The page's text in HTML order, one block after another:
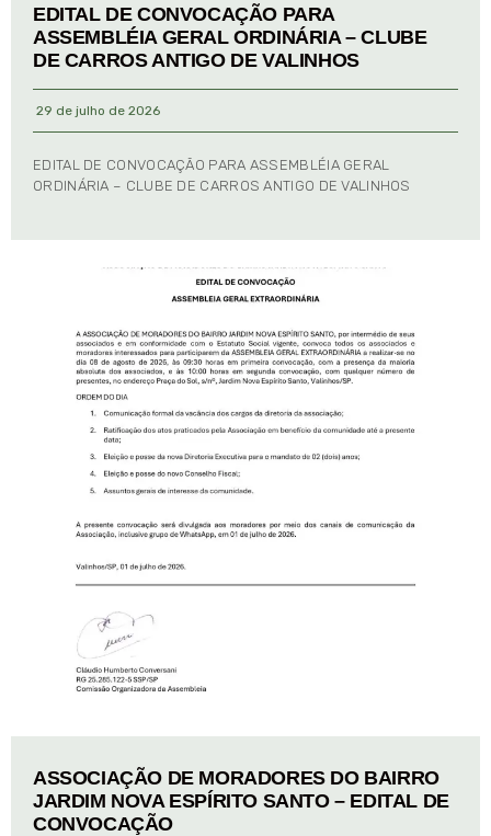
EDITAL DE CONVOCAÇÃO PARA
ASSEMBLÉIA GERAL ORDINÁRIA – CLUBE
DE CARROS ANTIGO DE VALINHOS
29 de julho de 2026
EDITAL DE CONVOCAÇÃO PARA ASSEMBLÉIA GERAL
ORDINÁRIA – CLUBE DE CARROS ANTIGO DE VALINHOS
ASSOCIAÇÃO DE MORADORES DO BAIRRO
JARDIM NOVA ESPÍRITO SANTO – EDITAL DE
CONVOCAÇÃO